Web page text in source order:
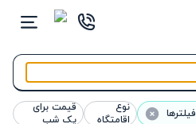
فیلترها نوع
اقامتگاه
قیمت برای
یک شب